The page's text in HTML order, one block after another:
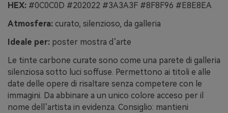
HEX: #0C0C0D #202022 #3A3A3F #8F8F96 #E8E8EA
Atmosfera: curato, silenzioso, da galleria
Ideale per: poster mostra d’arte
Le tinte carbone curate sono come una parete di galleria
silenziosa sotto luci soffuse. Permettono ai titoli e alle
date delle opere di risaltare senza competere con le
immagini. Da abbinare a un unico colore acceso per il
nome dell’artista in evidenza. Consiglio: mantieni